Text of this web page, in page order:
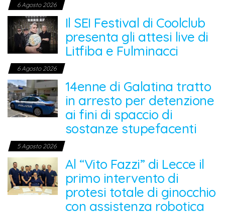
6 Agosto 2026
Il SEI Festival di Coolclub
presenta gli attesi live di
Litfiba e Fulminacci
6 Agosto 2026
14enne di Galatina tratto
in arresto per detenzione
ai fini di spaccio di
sostanze stupefacenti
5 Agosto 2026
Al “Vito Fazzi” di Lecce il
primo intervento di
protesi totale di ginocchio
con assistenza robotica